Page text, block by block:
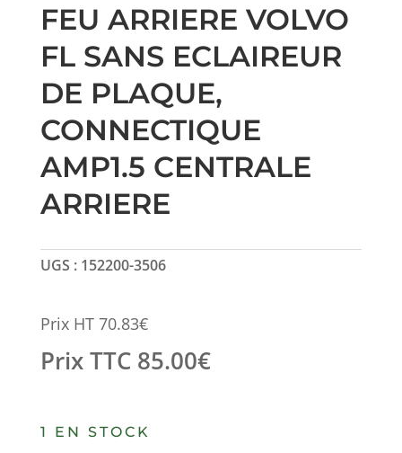
FEU ARRIERE VOLVO
FL SANS ECLAIREUR
DE PLAQUE,
CONNECTIQUE
AMP1.5 CENTRALE
ARRIERE
UGS : 152200-3506
Prix HT 70.83€
Prix TTC 85.00€
1 EN STOCK